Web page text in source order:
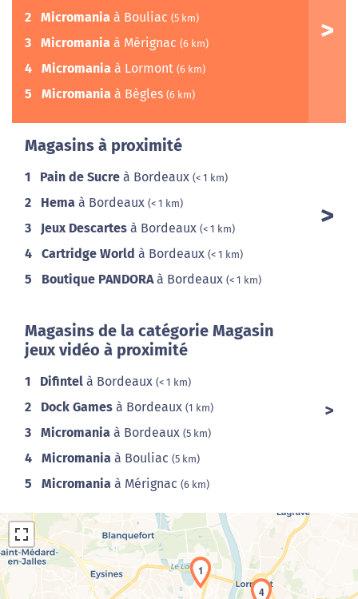
2 Micromania à Bouliac (5 km)
3 Micromania à Mérignac (6 km)
4 Micromania à Lormont (6 km)
5 Micromania à Bègles (6 km)
Magasins à proximité
1 Pain de Sucre à Bordeaux (< 1 km)
2 Hema à Bordeaux (< 1 km)
3 Jeux Descartes à Bordeaux (< 1 km)
4 Cartridge World à Bordeaux (< 1 km)
5 Boutique PANDORAà Bordeaux (< 1 km)
Magasins de la catégorie Magasin
jeux vidéo à proximité
1 Difintel à Bordeaux (< 1 km)
2 Dock Games à Bordeaux (1 km)
3 Micromania à Bordeaux (5 km)
4 Micromania à Bouliac (5 km)
5 Micromania à Mérignac (6 km)
1
4